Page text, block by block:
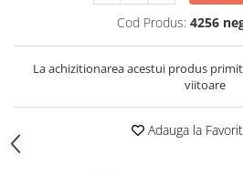
Cod Produs: 4256
La achizitionarea acestui produs
viitoare
Adauga la